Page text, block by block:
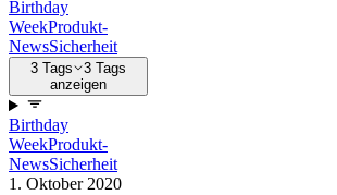
Birthday
WeekProdukt-
NewsSicherheit
3 Tags
3 Tags
anzeigen
Birthday
WeekProdukt-
NewsSicherheit
1. Oktober 2020